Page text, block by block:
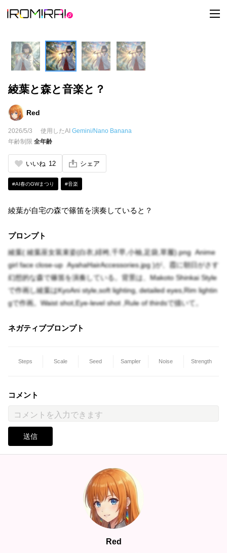
t
o
綾葉と森と音楽と？
Red
2026/5/3 使用したAI Gemini/Nano Banana
年齢制限 全年齢
いいね 12 シェア
#AI春のGWまつり #音楽
綾葉が自宅の森で篠笛を演奏していると？
プロンプト
綾葉( 綾葉巫女装束姿(白衣,緋袴,千早,小袖,足袋,草履).png Anime
girl face close-up AyahaHairAccessories.jpg )が、霞に朝日がさす
幻想的な森で篠笛を演奏している。背景は、Makoto Shinkai Style
で作画し綾葉はKyoAni style,soft lighting, detailed eyes,Rim lightin
gで作画。Waist shot,Eye-level shot ,Rule of thirdsで描いて。
ネガティブプロンプト
Steps Scale Seed Sampler Noise Strength
コメント
送信
Red